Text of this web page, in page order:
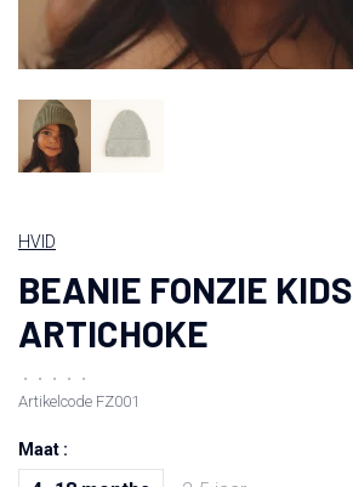
HVID
BEANIE FONZIE KIDS
ARTICHOKE
• • • •
•
Artikelcode FZ001
Maat :